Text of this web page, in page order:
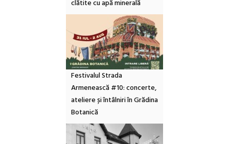
clătite cu apă minerală
Festivalul Strada
Armenească #10: concerte,
ateliere și întâlniri în Grădina
Botanică